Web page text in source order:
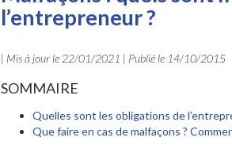
l’entrepreneur ?
| Mis à jour le 22/01/2021 | Publié le 14/10/2015
SOMMAIRE
Quelles sont les obligations de
Que faire en cas de malfaçons ?